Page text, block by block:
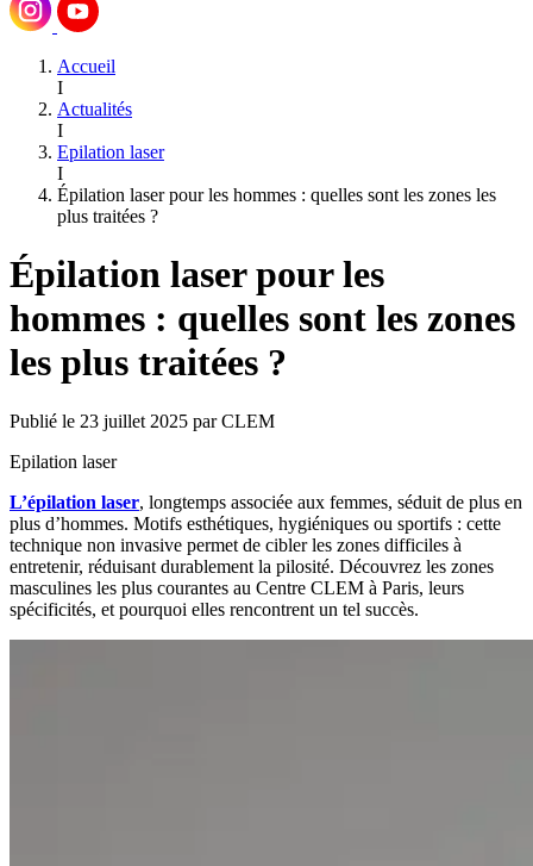
Accueil
I
Actualités
I
Epilation laser
I
Épilation laser pour les hommes : quelles sont les zones les
plus traitées ?
Épilation laser pour les
hommes : quelles sont les zones
les plus traitées ?
Publié le 23 juillet 2025 par CLEM
Epilation laser
L’épilation laser, longtemps associée aux femmes, séduit de plus en
plus d’hommes. Motifs esthétiques, hygiéniques ou sportifs : cette
technique non invasive permet de cibler les zones difficiles à
entretenir, réduisant durablement la pilosité. Découvrez les zones
masculines les plus courantes au Centre CLEM à Paris, leurs
spécificités, et pourquoi elles rencontrent un tel succès.